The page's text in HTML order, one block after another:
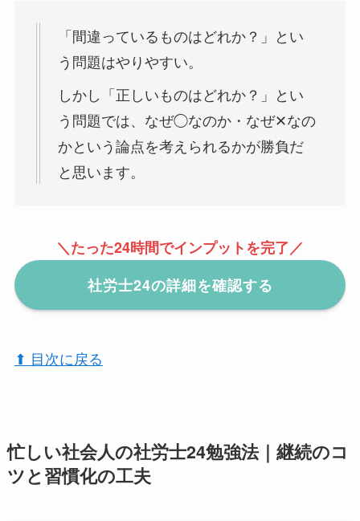
「間違っているものはどれか？」とい
う問題はやりやすい。
しかし「正しいものはどれか？」とい
う問題では、なぜ◯なのか・なぜ✕なの
かという論点を考えられるかが勝負だ
と思います。
＼たった24時間でインプットを完了／
社労士24の詳細を確認する
⬆︎ 目次に戻る
忙しい社会人の社労士24勉強法｜継続のコ
ツと習慣化の工夫